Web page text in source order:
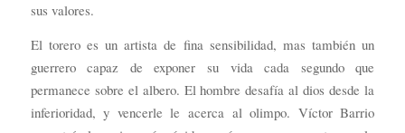
sus valores.
El torero es un artista de fina sensibilidad, mas también un
guerrero capaz de exponer su vida cada segundo que
permanece sobre el albero. El hombre desafía al dios desde la
inferioridad, y vencerle le acerca al olimpo. Víctor Barrio